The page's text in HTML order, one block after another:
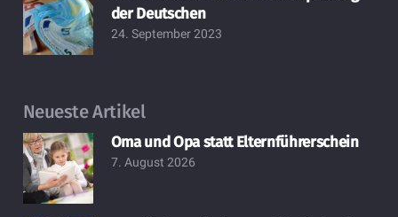
der Deutschen
24. September 2023
Neueste Artikel
Oma und Opa statt Elternführerschein
7. August 2026